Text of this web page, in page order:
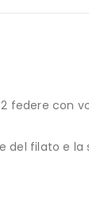
federe con
del filato e la